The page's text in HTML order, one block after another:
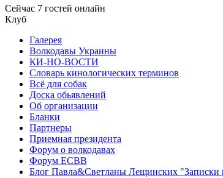
Сейчас 7 гостей онлайн
Клуб
Галерея
Волкодавы Украины
КИ-НО-ВОСТИ
Словарь кинологических терминов
Всё для собак
Доска обьявлений
Об организации
Бланки
Партнеры
Приемная президента
Форум о волкодавах
Форум ЕСВВ
Блог Павла&Светланы Лещинских "Записки